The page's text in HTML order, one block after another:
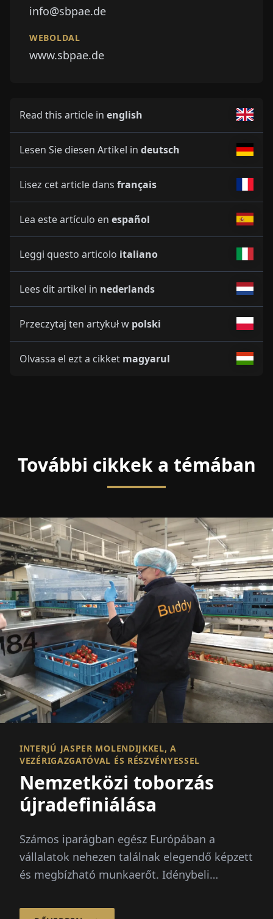
info@sbpae.de
WEBOLDAL
www.sbpae.de
Read this article in english
Lesen Sie diesen Artikel in deutsch
Lisez cet article dans français
Lea este artículo en español
Leggi questo articolo italiano
Lees dit artikel in nederlands
Przeczytaj ten artykuł w polski
Olvassa el ezt a cikket magyarul
További cikkek a témában
INTERJÚ JASPER MOLENDIJKKEL, A
VEZÉRIGAZGATÓVAL ÉS RÉSZVÉNYESSEL
Nemzetközi toborzás
újradefiniálása
Számos iparágban egész Európában a
vállalatok nehezen találnak elegendő képzett
és megbízható munkaerőt. Idénybeli